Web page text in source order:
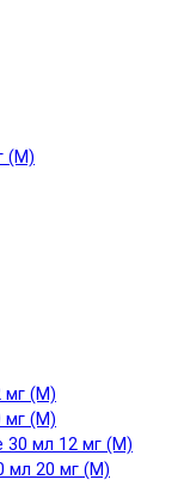
(М)
мг (М)
мг (М)
30 мл 12 мг (М)
мл 20 мг (М)